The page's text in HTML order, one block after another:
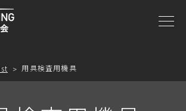
用具検査用機具